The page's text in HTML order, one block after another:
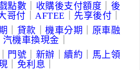
點數 收購後支付額度
後
哥付 AFTEE 先享後付
貸款 機車分期
原車融
汽機車換現金
門號 新辦 續約
馬上領
免利息